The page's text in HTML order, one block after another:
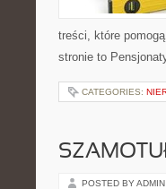
treści, które
stronie to
CATEGORIES:
POSTED BY ADMIN